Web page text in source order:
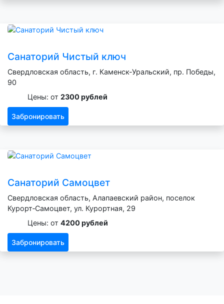
Санаторий Чистый ключ
Свердловская область, г. Каменск-Уральский, пр. Победы,
90
Цены: от 2300 рублей
Забронировать
Санаторий Самоцвет
Свердловская область, Алапаевский район, поселок
Курорт‑Самоцвет, ул. Курортная, 29
Цены: от 4200 рублей
Забронировать